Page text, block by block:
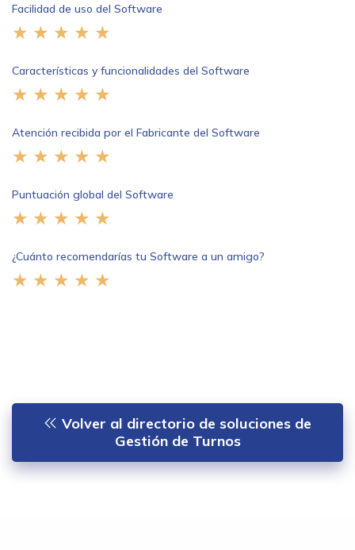
Facilidad de uso del Software
Características y funcionalidades del Software
Atención recibida por el Fabricante del Software
Puntuación global del Software
¿Cuánto recomendarías tu Software a un amigo?
Volver al directorio de soluciones de
Gestión de Turnos